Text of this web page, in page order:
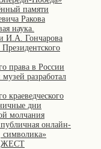
памяти
Ракова
наука.
И.А. Гончарова
права в России
разработал
краеведческого
дни
молчания
онлайн-
символика»